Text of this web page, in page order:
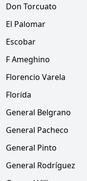
Don Torcuato
El Palomar
Escobar
F Ameghino
Florencio Varela
Florida
General Belgrano
General Pacheco
General Pinto
General Rodríguez